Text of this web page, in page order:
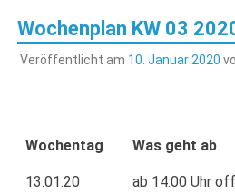
Wochenplan KW 03
Veröffentlicht am 10. Januar 2020
Wochentag Was geht ab
13.01.20
ab 14:00 Uhr